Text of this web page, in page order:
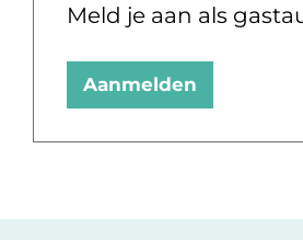
Meld je aan als
Aanmelden